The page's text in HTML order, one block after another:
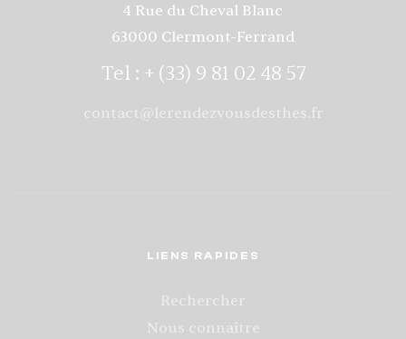
LIENS RAPIDES
Rechercher
Nous connaître
4 Rue du Cheval Blanc
63000 Clermont-Ferrand
Tel : + (33) 9 81 02 48 57
contact@lerendezvousdesthes.fr